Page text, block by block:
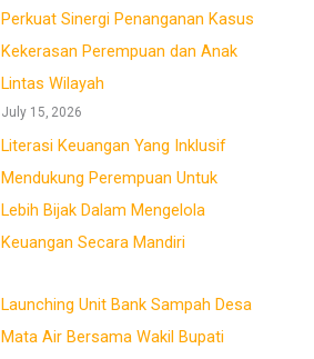
Perkuat Sinergi Penanganan Kasus
Kekerasan Perempuan dan Anak
Lintas Wilayah
July 15, 2026
Literasi Keuangan Yang Inklusif
Mendukung Perempuan Untuk
Lebih Bijak Dalam Mengelola
Keuangan Secara Mandiri
Launching Unit Bank Sampah Desa
Mata Air Bersama Wakil Bupati